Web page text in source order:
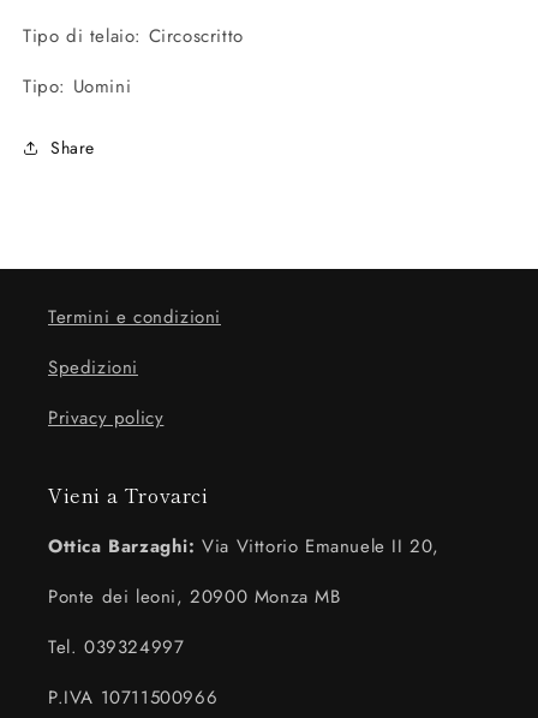
Tipo di telaio: Circoscritto
Tipo: Uomini
Share
Termini e condizioni
Spedizioni
Privacy policy
Vieni a Trovarci
Ottica Barzaghi: Via Vittorio Emanuele II 20,
Ponte dei leoni, 20900 Monza MB
Tel. 039324997
P.IVA 10711500966